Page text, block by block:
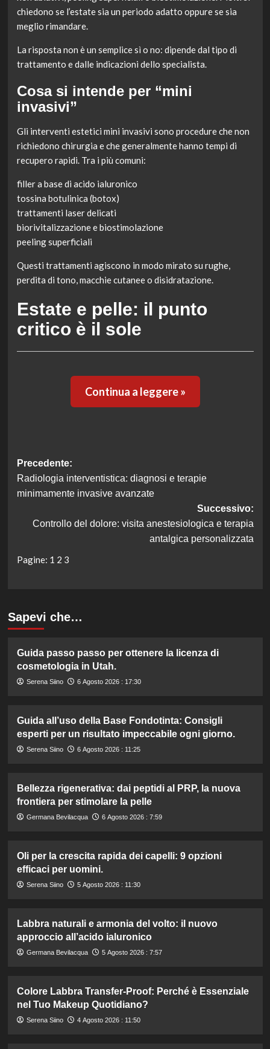
chiedono se l’estate sia un periodo adatto oppure se sia
meglio rimandare.
La risposta non è un semplice sì o no: dipende dal tipo di
trattamento e dalle indicazioni dello specialista.
Cosa si intende per “mini
invasivi”
Gli interventi estetici mini invasivi sono procedure che non
richiedono chirurgia e che generalmente hanno tempi di
recupero rapidi. Tra i più comuni:
filler a base di acido ialuronico
tossina botulinica (botox)
trattamenti laser delicati
biorivitalizzazione e biostimolazione
peeling superficiali
Questi trattamenti agiscono in modo mirato su rughe,
perdita di tono, macchie cutanee o disidratazione.
Estate e pelle: il punto
critico è il sole
Continua a leggere »
Navigazione
articolo
Precedente:
Radiologia interventistica: diagnosi e terapie
minimamente invasive avanzate
Successivo:
Controllo del dolore: visita anestesiologica e terapia
antalgica personalizzata
Pagine: 1 2 3
Sapevi che…
Guida passo passo per ottenere la licenza di
cosmetologia in Utah.
Serena Siino 6 Agosto 2026 : 17:30
Guida all’uso della Base Fondotinta: Consigli
esperti per un risultato impeccabile ogni giorno.
Serena Siino 6 Agosto 2026 : 11:25
Bellezza rigenerativa: dai peptidi al PRP, la nuova
frontiera per stimolare la pelle
Germana Bevilacqua 6 Agosto 2026 : 7:59
Oli per la crescita rapida dei capelli: 9 opzioni
efficaci per uomini.
Serena Siino 5 Agosto 2026 : 11:30
Labbra naturali e armonia del volto: il nuovo
approccio all’acido ialuronico
Germana Bevilacqua 5 Agosto 2026 : 7:57
Colore Labbra Transfer-Proof: Perché è Essenziale
nel Tuo Makeup Quotidiano?
Serena Siino 4 Agosto 2026 : 11:50